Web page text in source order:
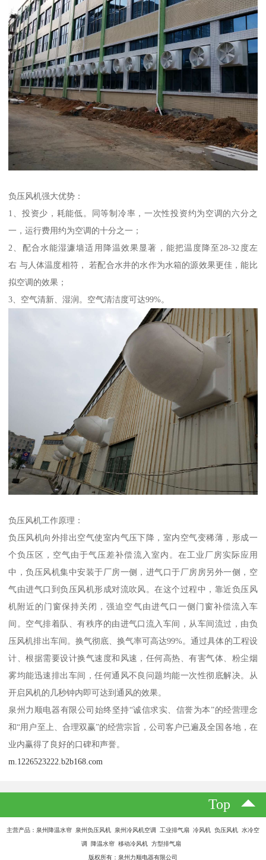
负压风机强大优势：
1、投资少，耗能低。同等制冷率，一次性投资约为空调的六分之
一，运行费用约为空调的十分之一；
2、配合水能湿濂墙适用降温效果显著，能把温度降至28-32度左
右 与人体温度相符， 若配合水井的水作为水箱的源效果更佳，能比
拟空调的效果；
3、空气清新、湿润。空气清洁度可达99%。
负压风机工作原理：
负压风机向外排出空气使室内气压下降，室内空气变稀薄，形成一
个负压区，空气由于气压差补偿流入室内。在工业厂房实际应用
中，负压风机集中安装于厂房一侧，进气口于厂房房另外一侧，空
气由进气口到负压风机形成对流吹风。在这个过程中，靠近负压风
机附近的门窗保持关闭，强迫空气由进气口一侧门窗补偿流入车
间。空气排着队、有秩序的由进气口流入车间，从车间流过，由负
压风机排出车间。换气彻底、换气率可高达99%。通过具体的工程设
计、根据需要设计换气速度和风速，任何高热、有害气体、粉尘烟
雾均能迅速排出车间，任何通风不良问题均能一次性彻底解决。从
开启风机的几秒钟内即可达到通风的效果。
泉州力顺电器有限公司始终坚持“诚信求实、信誉为本”的经营理念
和“用户至上、合理双赢”的经营宗旨，公司客户已遍及全国各地，在
业内赢得了良好的口碑和声誉。
m.1226523222.b2b168.com
Top
主营产品：泉州降温水帘 泉州负压风机 泉州冷风机空调 工业排气扇 冷风机 负压风机 水冷空
调 降温水帘 移动冷风机 方型排气扇
版权所有：泉州力顺电器有限公司